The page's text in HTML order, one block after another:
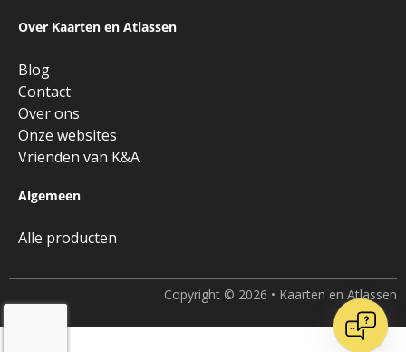
Over Kaarten en Atlassen
Blog
Contact
Over ons
Onze websites
Vrienden van K&A
Algemeen
Alle producten
Copyright © 2026 • Kaarten en Atlassen